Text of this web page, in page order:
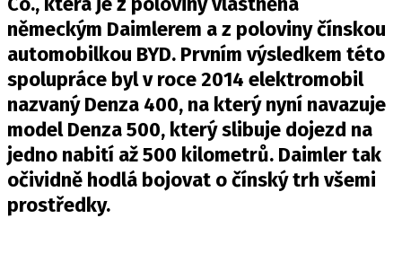
DAKAR
Z DOMOVA
ZE SVĚTA
MOTORSPORT
PIT LANE
ČEŠI V AKCI
německým Daimlerem a z poloviny čínskou
automobilkou BYD. Prvním výsledkem této
spolupráce byl v roce 2014 elektromobil
nazvaný Denza 400, na který nyní navazuje
model Denza 500, který slibuje dojezd na
jedno nabití až 500 kilometrů. Daimler tak
očividně hodlá bojovat o čínský trh všemi
prostředky.